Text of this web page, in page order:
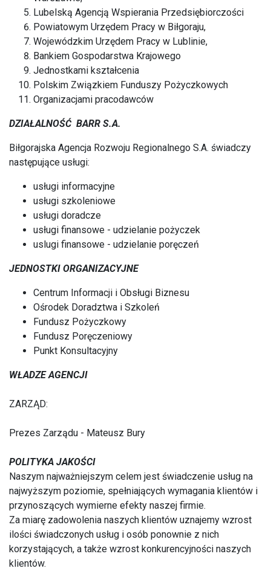
Lubelską Agencją Wspierania Przedsiębiorczości
Powiatowym Urzędem Pracy w Biłgoraju,
Wojewódzkim Urzędem Pracy w Lublinie,
Bankiem Gospodarstwa Krajowego
Jednostkami kształcenia
Polskim Związkiem Funduszy Pożyczkowych
Organizacjami pracodawców
DZIAŁALNOŚĆ BARR S.A.
Biłgorajska Agencja Rozwoju Regionalnego S.A. świadczy
następujące usługi:
usługi informacyjne
usługi szkoleniowe
usługi doradcze
usługi finansowe - udzielanie pożyczek
uslugi finansowe - udzielanie poręczeń
JEDNOSTKI ORGANIZACYJNE
Centrum Informacji i Obsługi Biznesu
Ośrodek Doradztwa i Szkoleń
Fundusz Pożyczkowy
Fundusz Poręczeniowy
Punkt Konsultacyjny
WŁADZE AGENCJI
ZARZĄD:
Prezes Zarządu - Mateusz Bury
POLITYKA JAKOŚCI
Naszym najważniejszym celem jest świadczenie usług na
najwyższym poziomie, spełniających wymagania klientów i
przynoszących wymierne efekty naszej firmie.
Za miarę zadowolenia naszych klientów uznajemy wzrost
ilości świadczonych usług i osób ponownie z nich
korzystających, a także wzrost konkurencyjności naszych
klientów.